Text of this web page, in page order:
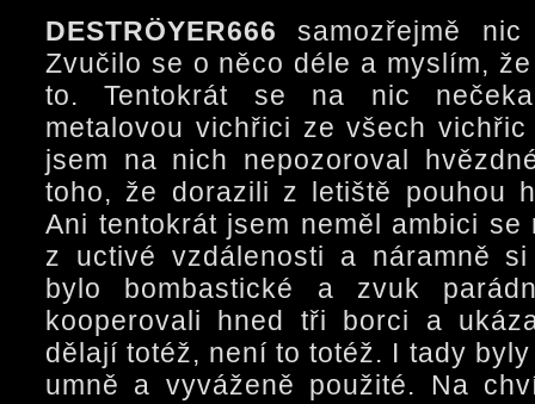
DESTRÖYER666 samozřejmě nic
Zvučilo se o něco déle a myslím,
to. Tentokrát se na nic
metalovou vichřici ze všech
jsem na nich nepozoroval
toho, že dorazili z letiště pouhou
Ani tentokrát jsem neměl ambici
z uctivé vzdálenosti a náramně
bylo bombastické a zvuk
kooperovali hned tři borci a
dělají totéž, není to totéž. I tady
umně a vyváženě použité. Na